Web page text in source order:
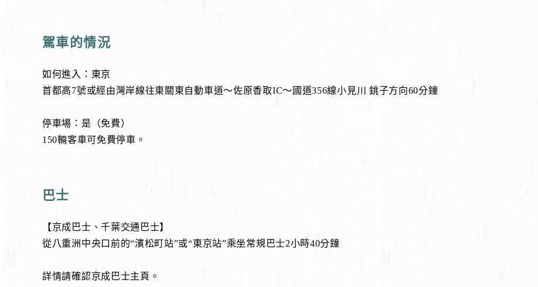
駕車的情況
如何進入：東京
首都高7號或經由灣岸線往東關東自動車道～佐原香取IC～國道356線小見川 銚子方向60分鐘
停車場：是（免費）
150輛客車可免費停車。
巴士
【京成巴士、千葉交通巴士】
從八重洲中央口前的“濱松町站”或“東京站”乘坐常規巴士2小時40分鐘
詳情請確認京成巴士主頁。